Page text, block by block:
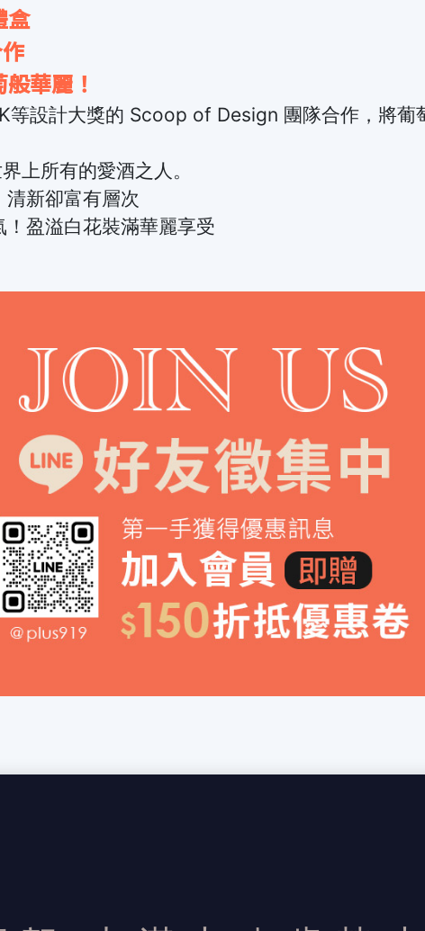
盒
華麗！
等設計大獎的 Scoop of Design 團隊合作，將葡
上所有的愛酒之人。
新卻富有層次
盈溢白花裝滿華麗享受